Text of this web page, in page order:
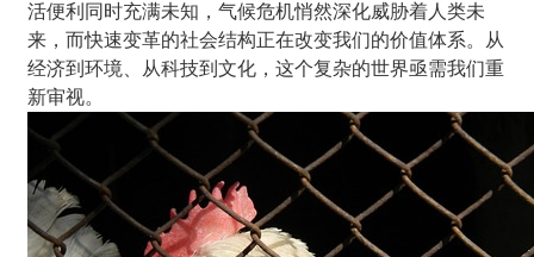
活便利同时充满未知，气候危机悄然深化威胁着人类未
来，而快速变革的社会结构正在改变我们的价值体系。从
经济到环境、从科技到文化，这个复杂的世界亟需我们重
新审视。